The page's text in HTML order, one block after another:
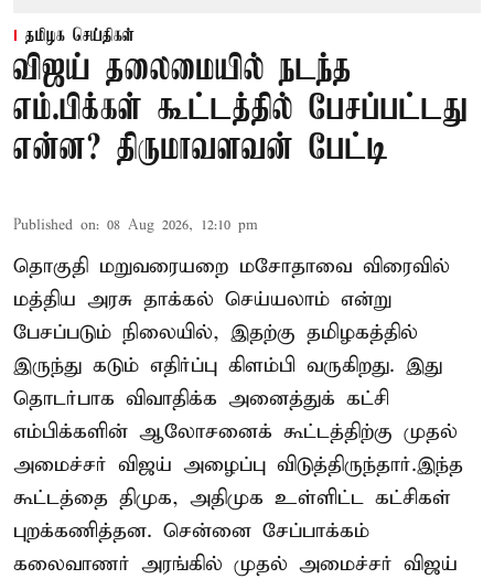
தமிழக செய்திகள்
விஜய் தலைமையில் நடந்த
எம்.பிக்கள் கூட்டத்தில் பேசப்பட்டது
என்ன? திருமாவளவன் பேட்டி
Published on: 08 Aug 2026, 12:10 pm
தொகுதி மறுவரையறை மசோதாவை விரைவில்
மத்திய அரசு தாக்கல் செய்யலாம் என்று
பேசப்படும் நிலையில், இதற்கு தமிழகத்தில்
இருந்து கடும் எதிர்ப்பு கிளம்பி வருகிறது. இது
தொடர்பாக விவாதிக்க அனைத்துக் கட்சி
எம்பிக்களின் ஆலோசனைக் கூட்டத்திற்கு முதல்
அமைச்சர் விஜய் அழைப்பு விடுத்திருந்தார்.இந்த
கூட்டத்தை திமுக, அதிமுக உள்ளிட்ட கட்சிகள்
புறக்கணித்தன. சென்னை சேப்பாக்கம்
கலைவாணர் அரங்கில் முதல் அமைச்சர் விஜய்